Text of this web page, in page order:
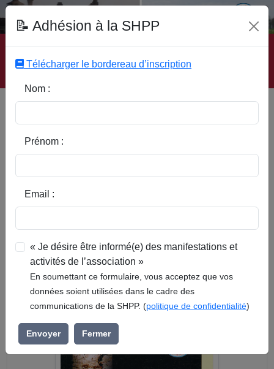
Accueil | Site SHPP | Auteurs | Editeurs | Rubriques |
Sous-Rubriques | Mots-Clefs | Contact
repères de forgerons ? Les
entailles des fers d'ancrage; ex.
📝 Adhésion à la SHPP
Télécharger le bordereau d’inscription
Nom :
Prénom :
Email :
« Je désire être informé(e) des manifestations et
activités de l’association »
En soumettant ce formulaire, vous acceptez que vos
données soient utilisées dans le cadre des
communications de la SHPP. (politique de confidentialité)
Envoyer Fermer